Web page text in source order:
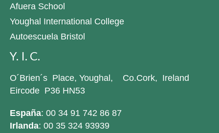
Afuera School
Youghal International College
Autoescuela Bristol
Y. I. C.
O´Brien´s Place, Youghal, Co.Cork, Ireland
Eircode P36 HN53
España: 00 34 91 742 86 87
Irlanda: 00 35 324 93939